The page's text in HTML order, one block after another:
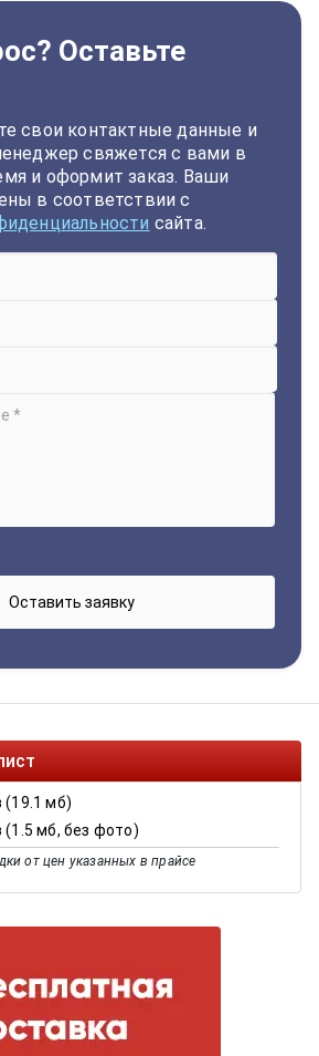
Оставьте
свои контактные данные и
свяжется с вами в
и оформит заказ. Ваши
в соответствии с
сайта.
(19.1 мб)
мб, без фото)
от цен указанных в прайсе